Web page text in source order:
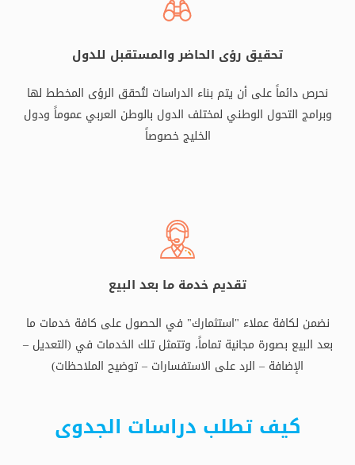
تحقيق رؤى الحاضر والمستقبل للدول
نحرص دائماً على أن يتم بناء الدراسات لتُحقق الرؤى المخطط لها
وبرامج التحول الوطني لمختلف الدول بالوطن العربي عموماً ودول
الخليج خصوصاً
تقديم خدمة ما بعد البيع
نضمن لكافة عملاء "استثمارك" في الحصول على كافة خدمات ما
بعد البيع بصورة مجانية تماماً، وتتمثل تلك الخدمات في (التعديل –
الإضافة – الرد على الاستفسارات – توضيح الملاحظات)
كيف تطلب دراسات الجدوى